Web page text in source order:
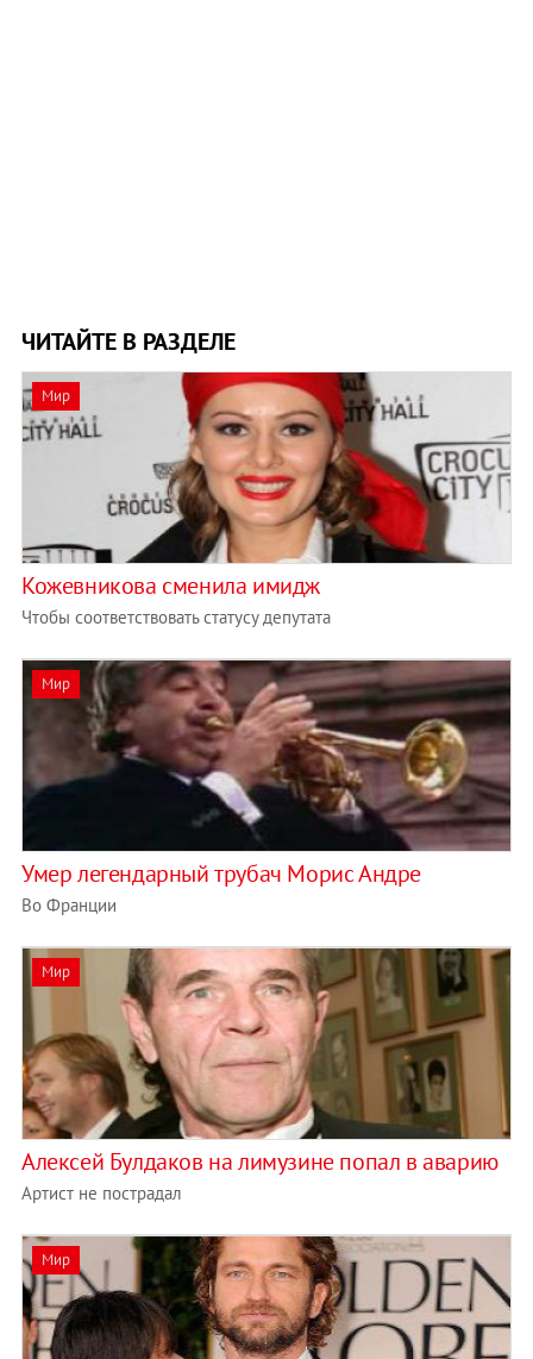
ЧИТАЙТЕ В РАЗДЕЛЕ
Мир
Кожевникова сменила имидж
Чтобы соответствовать статусу депутата
Мир
Умер легендарный трубач Морис Андре
Во Франции
Мир
Алексей Булдаков на лимузине попал в аварию
Артист не пострадал
Мир